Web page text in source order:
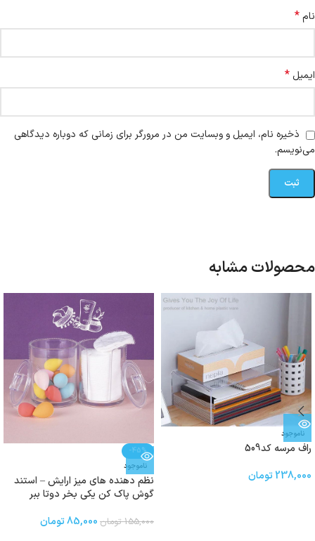
نام*
ایمیل *
ذخیره نام، ایمیل و وبسایت من در مرورگر برای زمانی که دوباره دیدگاهی
می‌نویسم.
محصولات مشابه
ناموجود
راف مرسه کد509
238,000تومان
-45%
ناموجود
نظم دهنده های میز ارایش – استند
گوش پاک کن یکی بخر دوتا ببر
155,000 تومان 85,000تومان